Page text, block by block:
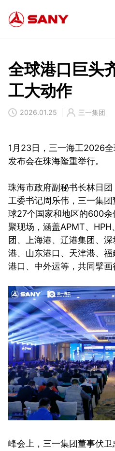
全球港口巨头
工大动作
2026.01.25 三一集团
1月23日，三一海工2026
发布会在珠海隆重举行。
珠海市政府副秘书长林日
工委书记周乐伟，三一集
球27个国家和地区的600
聚现场，涵盖APMT、
团、上海港、辽港集团、
港、山东港口、天津港、
港口、中外运等，共同擘画
峰会上，三一集团董事伏